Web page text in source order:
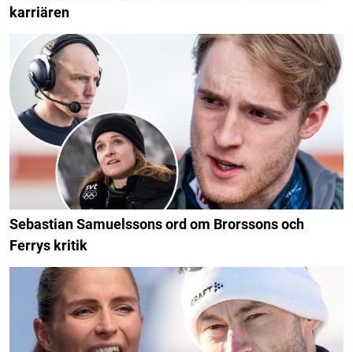
karriären
Sebastian Samuelssons ord om Brorssons och
Ferrys kritik